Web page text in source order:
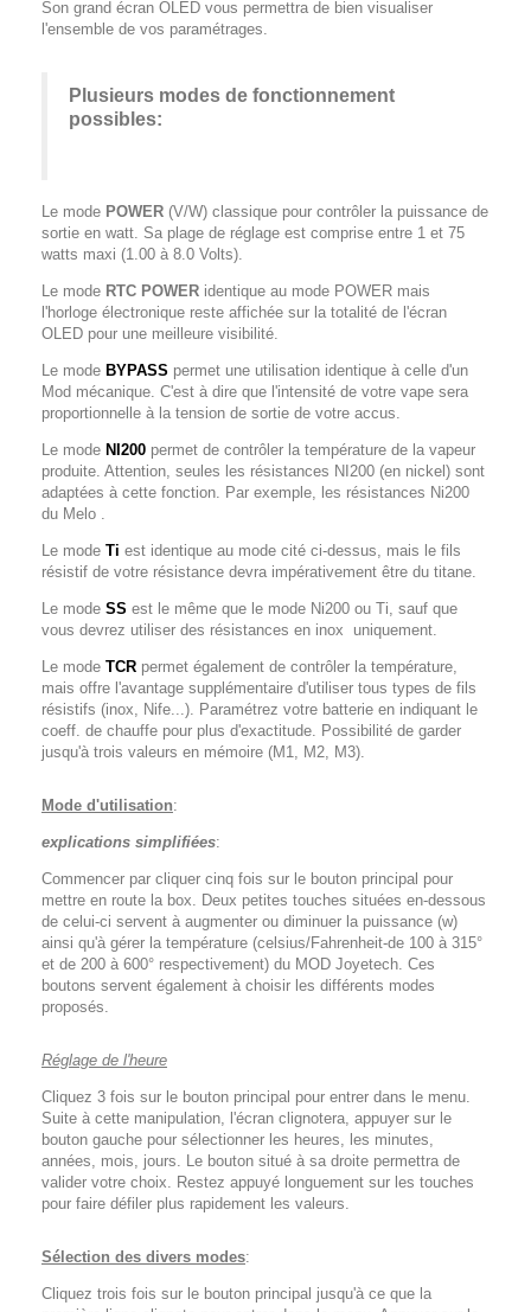
Son grand écran OLED vous permettra de bien visualiser
l'ensemble de vos paramétrages.
Plusieurs modes de fonctionnement
possibles:
Le mode POWER (V/W) classique pour contrôler la puissance de
sortie en watt. Sa plage de réglage est comprise entre 1 et 75
watts maxi (1.00 à 8.0 Volts).
Le mode RTC POWER identique au mode POWER mais
l'horloge électronique reste affichée sur la totalité de l'écran
OLED pour une meilleure visibilité.
Le mode BYPASS permet une utilisation identique à celle d'un
Mod mécanique. C'est à dire que l'intensité de votre vape sera
proportionnelle à la tension de sortie de votre accus.
Le mode NI200 permet de contrôler la température de la vapeur
produite. Attention, seules les résistances NI200 (en nickel) sont
adaptées à cette fonction. Par exemple, les résistances Ni200
du Melo .
Le mode Ti est identique au mode cité ci-dessus, mais le fils
résistif de votre résistance devra impérativement être du titane.
Le mode SS est le même que le mode Ni200 ou Ti, sauf que
vous devrez utiliser des résistances en inox uniquement.
Le mode TCR permet également de contrôler la température,
mais offre l'avantage supplémentaire d'utiliser tous types de fils
résistifs (inox, Nife...). Paramétrez votre batterie en indiquant le
coeff. de chauffe pour plus d'exactitude. Possibilité de garder
jusqu'à trois valeurs en mémoire (M1, M2, M3).
Mode d'utilisation:
explications simplifiées:
Commencer par cliquer cinq fois sur le bouton principal pour
mettre en route la box. Deux petites touches situées en-dessous
de celui-ci servent à augmenter ou diminuer la puissance (w)
ainsi qu'à gérer la température (celsius/Fahrenheit-de 100 à 315°
et de 200 à 600° respectivement) du MOD Joyetech. Ces
boutons servent également à choisir les différents modes
proposés.
Réglage de l'heure
Cliquez 3 fois sur le bouton principal pour entrer dans le menu.
Suite à cette manipulation, l'écran clignotera, appuyer sur le
bouton gauche pour sélectionner les heures, les minutes,
années, mois, jours. Le bouton situé à sa droite permettra de
valider votre choix. Restez appuyé longuement sur les touches
pour faire défiler plus rapidement les valeurs.
Sélection des divers modes:
Cliquez trois fois sur le bouton principal jusqu'à ce que la